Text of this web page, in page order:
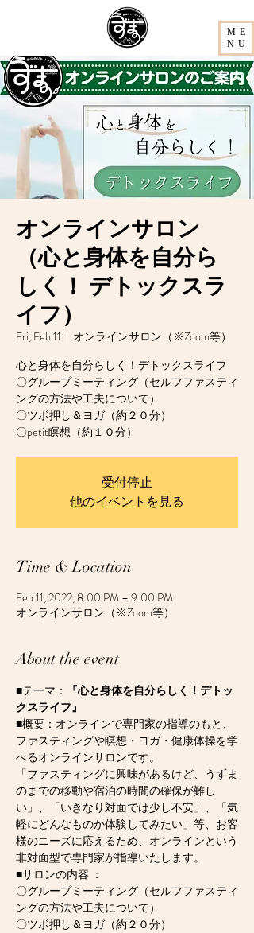
ME
NU
オンラインサロン
（心と身体を自分ら
しく！ デトックスラ
イフ）
Fri, Feb 11
  |
オンラインサロン（※Zoom等）
心と身体を自分らしく！デトックスライフ
〇グループミーティング（セルフファスティ
ングの方法や工夫について）
〇ツボ押し＆ヨガ（約２０分）
〇petit瞑想（約１０分）
受付停止
他のイベントを見る
Time & Location
Feb 11, 2022, 8:00 PM – 9:00 PM
オンラインサロン（※Zoom等）
About the event
■テーマ：
『心と身体を自分らしく！デトッ
クスライフ』
■概要：オンラインで専門家の指導のもと、
ファスティングや瞑想・ヨガ・健康体操を学
べるオンラインサロンです。
「ファスティングに興味があるけど、うずま
のまでの移動や宿泊の時間の確保が難し
い」、「いきなり対面では少し不安」、「気
軽にどんなものか体験してみたい」等、お客
様のニーズに応えるため、オンラインという
非対面型で専門家が指導いたします。
■サロンの内容 ：
〇グループミーティング（セルフファスティ
ングの方法や工夫について）
〇ツボ押し＆ヨガ（約２０分）